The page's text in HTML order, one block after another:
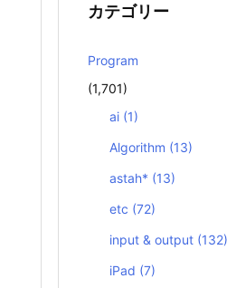
カテゴリー
Program
(1,701)
ai (1)
Algorithm (13)
astah* (13)
etc (72)
input & output (132)
iPad (7)